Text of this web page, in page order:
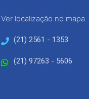
Ver localização no mapa
(21) 2561 - 1353
(21) 97263 - 5606